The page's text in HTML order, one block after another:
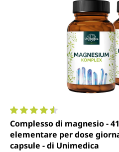
Valutazione media di 4.6 su
Complesso di magnesio -
elementare per dose
capsule - di Unimedica